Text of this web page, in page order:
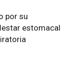
por su
estomacal